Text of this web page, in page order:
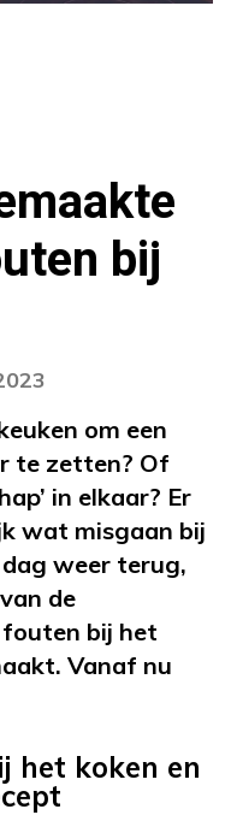
bij
om een
te zetten? Of
in elkaar? Er
wat misgaan bij
weer terug,
de
bij het
Vanaf nu
het koken en